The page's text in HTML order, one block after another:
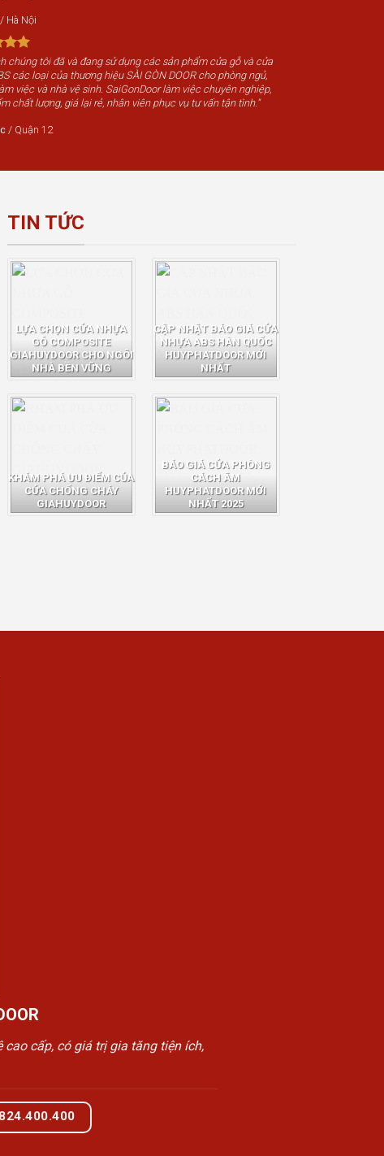
/ Hà Nội
chúng tôi đã và đang sử dụng các sản phẩm cửa gỗ và cửa
các loại của thương hiệu SÀI GÒN DOOR cho phòng ngủ,
việc và nhà vệ sinh. SaiGonDoor làm việc chuyên nghiệp,
chất lượng, giá lại rẻ, nhân viên phục vụ tư vấn tận tình."
/ Quận 12
TIN TỨC
LỰA CHỌN CỬA NHỰA
GỖ COMPOSITE
GIAHUYDOOR CHO NGÔI
NHÀ BỀN VỮNG
CẬP NHẬT BÁO GIÁ CỬA
NHỰA ABS HÀN QUỐC
HUYPHATDOOR MỚI
NHẤT
KHÁM PHÁ ƯU ĐIỂM CỦA
CỬA CHỐNG CHÁY
GIAHUYDOOR
BÁO GIÁ CỬA PHÒNG
CÁCH ÂM
HUYPHATDOOR MỚI
NHẤT 2025
cấp, có giá trị gia tăng tiện ích,